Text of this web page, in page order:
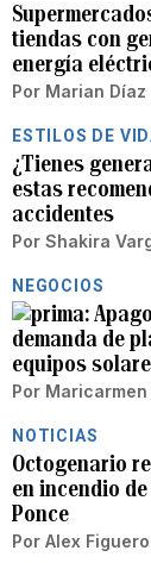
tiendas con
energía
Por Marian Díaz
ESTILOS DE
¿Tienes
estas
accidentes
Por Shakira
NEGOCIOS
demanda de
equipos
Por
NOTICIAS
Octogenario
en incendio
Ponce
Por Alex